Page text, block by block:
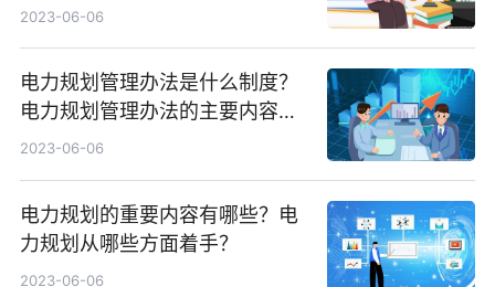
2023-06-06
电力规划管理办法是什么制度？
电力规划管理办法的主要内容有
哪些？_天天速读
2023-06-06
电力规划的重要内容有哪些？电
力规划从哪些方面着手？
2023-06-06